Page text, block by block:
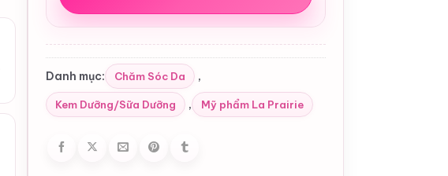
Danh mục: Chăm Sóc Da ,
Kem Dưỡng/Sữa Dưỡng , Mỹ phẩm La Prairie